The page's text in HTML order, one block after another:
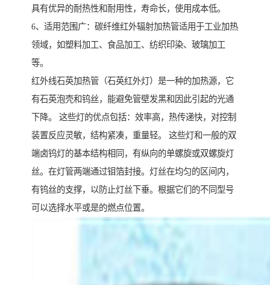
具有优异的耐热性和耐用性，寿命长，使用成本低。
6、适用范围广：碳纤维红外辐射加热管适用于工业加热
领域，如塑料加工、食品加工、纺织印染、玻璃加工
等。
红外线石英加热管（石英红外灯）是一种的加热源，它
有石英泡壳和钨丝，能避免管壁发黑和因此引起的光通
下降。 这些灯的优点包括：效率高，热传递快，对控制
装置反应灵敏，结构紧凑，重量轻。 这些灯和一般的双
端卤钨灯的基本结构相同，有纵向的单螺旋或双螺旋灯
丝。在灯管两端通过钼箔封接。灯丝在均匀的区间内，
有钨丝的支撑，以防止灯丝下垂。根据它们的不同型号
可以选择水平或是的燃点位置。